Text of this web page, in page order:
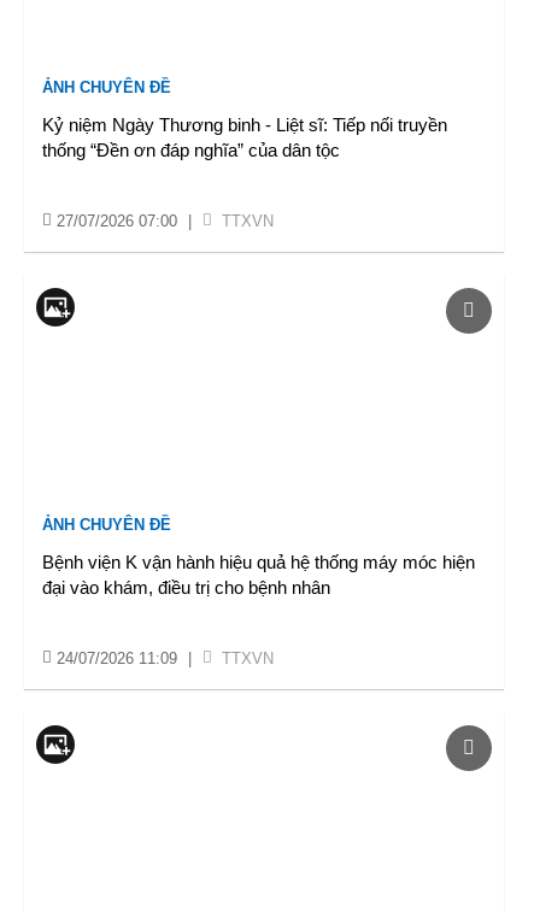
ẢNH CHUYÊN ĐỀ
Kỷ niệm Ngày Thương binh - Liệt sĩ: Tiếp nối truyền
thống “Đền ơn đáp nghĩa” của dân tộc
27/07/2026 07:00 TTXVN
ẢNH CHUYÊN ĐỀ
Bệnh viện K vận hành hiệu quả hệ thống máy móc hiện
đại vào khám, điều trị cho bệnh nhân
24/07/2026 11:09 TTXVN